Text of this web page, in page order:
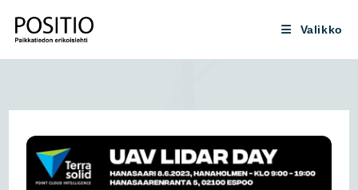
suoraan
sisältöön
Valikko